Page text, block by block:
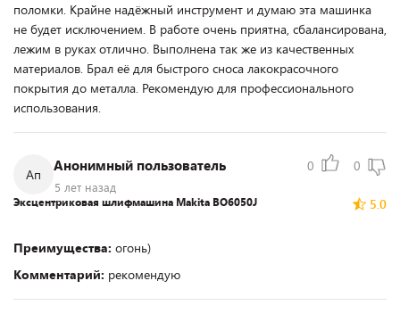
поломки. Крайне надёжный инструмент и думаю эта машинка
не будет исключением. В работе очень приятна, сбалансирована,
лежим в руках отлично. Выполнена так же из качественных
материалов. Брал её для быстрого сноса лакокрасочного
покрытия до металла. Рекомендую для профессионального
использования.
Ап
Анонимный пользователь
5 лет назад
0 0
5.0
Эксцентриковая шлифмашина Makita BO6050J
Преимущества: огонь)
Комментарий: рекомендую